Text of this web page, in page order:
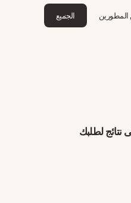
الجميع المطورين
نتائج لطلبك